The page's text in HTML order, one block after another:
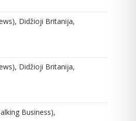
Didžioji Britanija,
Didžioji Britanija,
Business),